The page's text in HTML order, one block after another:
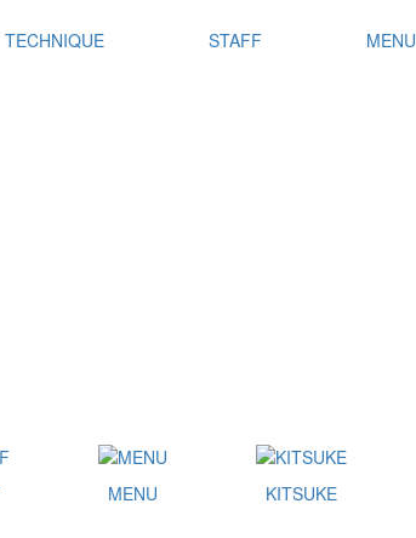
TECHNIQUE STAFF MENU
MENU KITSUKE